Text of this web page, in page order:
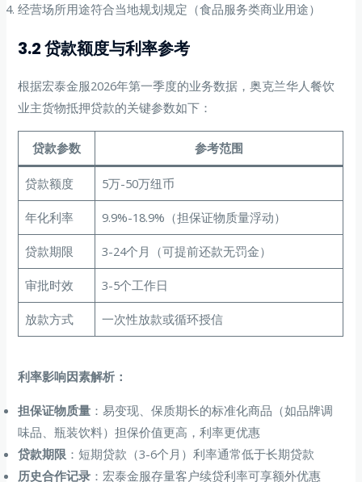
经营场所用途符合当地规划规定（食品服务类商业用途）
3.2 贷款额度与利率参考
根据宏泰金服2026年第一季度的业务数据，奥克兰华人餐饮
业主货物抵押贷款的关键参数如下：
贷款参数 参考范围
贷款额度 5万-50万纽币
年化利率 9.9%-18.9%（担保证物质量浮动）
贷款期限 3-24个月（可提前还款无罚金）
审批时效 3-5个工作日
放款方式 一次性放款或循环授信
利率影响因素解析：
担保证物质量 ：易变现、保质期长的标准化商品（如品牌调
味品、瓶装饮料）担保价值更高，利率更优惠
贷款期限 ：短期贷款（3-6个月）利率通常低于长期贷款
历史合作记录 ：宏泰金服存量客户续贷利率可享额外优惠